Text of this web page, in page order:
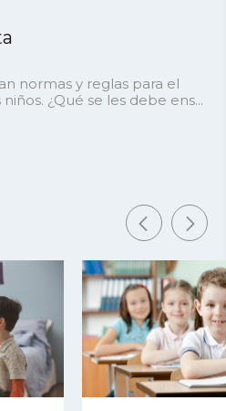
normas y reglas para el
¿Qué se les debe ens...